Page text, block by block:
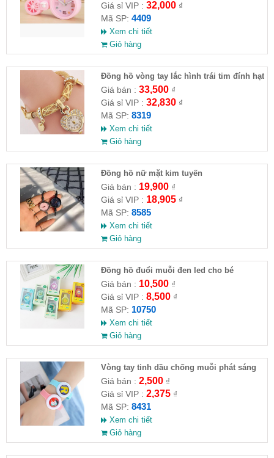
Giá sỉ VIP : 32,000₫
Mã SP: 4409
Xem chi tiết
Giỏ hàng
Đồng hồ vòng tay lắc hình trái tim đính hạt
Quartz
Giá bán : 33,500₫
Giá sỉ VIP : 32,830₫
Mã SP: 8319
Xem chi tiết
Giỏ hàng
Đồng hồ nữ mặt kim tuyến
Giá bán : 19,900₫
Giá sỉ VIP : 18,905₫
Mã SP: 8585
Xem chi tiết
Giỏ hàng
Đồng hồ đuổi muỗi đen led cho bé
Giá bán : 10,500₫
Giá sỉ VIP : 8,500₫
Mã SP: 10750
Xem chi tiết
Giỏ hàng
Vòng tay tinh dầu chống muỗi phát sáng
cho trẻ em
Giá bán : 2,500₫
Giá sỉ VIP : 2,375₫
Mã SP: 8431
Xem chi tiết
Giỏ hàng